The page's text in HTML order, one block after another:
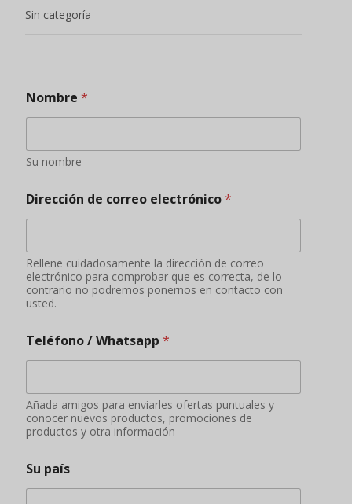
Sin categoría
Nombre *
Su nombre
Dirección de correo electrónico*
Rellene cuidadosamente la dirección de correo
electrónico para comprobar que es correcta, de lo
contrario no podremos ponernos en contacto con
usted.
Teléfono / Whatsapp *
Añada amigos para enviarles ofertas puntuales y
conocer nuevos productos, promociones de
productos y otra información
Su país